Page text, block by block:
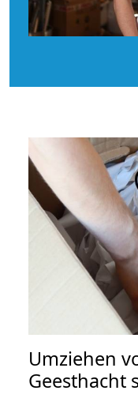
Umziehen
Geesthacht